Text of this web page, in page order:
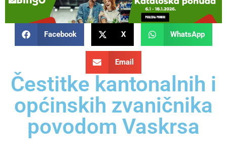
Facebook X WhatsApp
Email
Čestitke kantonalnih i
općinskih zvaničnika
povodom Vaskrsa